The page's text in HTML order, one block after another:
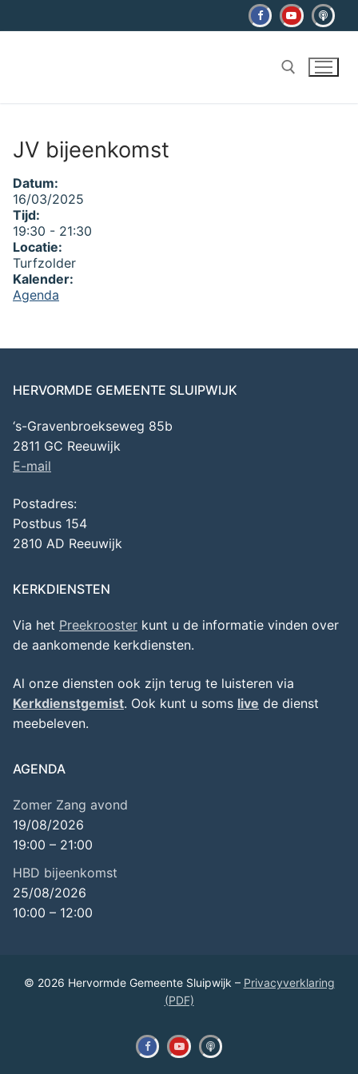
naar
JV bijeenkomst
Datum:
16/03/2025
Tijd:
19:30 - 21:30
Locatie:
Turfzolder
Kalender:
Agenda
HERVORMDE GEMEENTE SLUIPWIJK
‘s-Gravenbroekseweg 85b
2811 GC Reeuwijk
E-mail
Postadres:
Postbus 154
2810 AD Reeuwijk
KERKDIENSTEN
Via het Preekrooster kunt u de informatie vinden over
de aankomende kerkdiensten.
Al onze diensten ook zijn terug te luisteren via
Kerkdienstgemist. Ook kunt u soms live de dienst
meebeleven.
AGENDA
Zomer Zang avond
19/08/2026
19:00 – 21:00
HBD bijeenkomst
25/08/2026
10:00 – 12:00
© 2026 Hervormde Gemeente Sluipwijk – Privacyverklaring
(PDF)